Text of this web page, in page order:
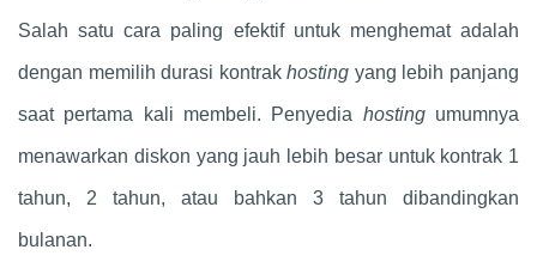
Salah satu cara paling efektif untuk menghemat adalah
dengan memilih durasi kontrakhosting yang lebih panjang
saat pertama kali membeli. Penyedia hostingumumnya
menawarkan diskon yang jauh lebih besar untuk kontrak 1
tahun, 2 tahun, atau bahkan 3 tahun dibandingkan
bulanan.